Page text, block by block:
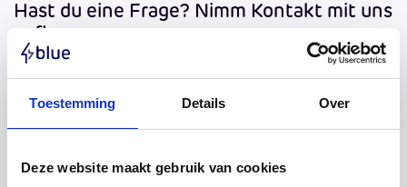
Toestemming Details Over
Deze website maakt gebruik van cookies
Hast du eine Frage? Nimm Kontakt mit uns
auf!
Wir sind von Montag bis Freitag zwischen 08:30 und
17:00 Uhr erreichbar.
Antwort innerhalb einer Stunde